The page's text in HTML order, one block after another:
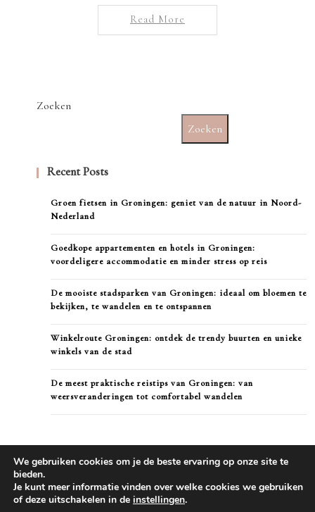
Read More
Zoeken
Zoeken
Recent Posts
Groen fietsen in Groningen: geniet van de natuur in Noord-
Nederland
Goedkope appartementen en hotels in Groningen:
voordeligere accommodatie en minder stress op reis
De mooiste stadsparken van Groningen: ideaal om bloemen te
bekijken, te wandelen en te ontspannen
Winkelroute Groningen: ontdek de trendy buurten en unieke
winkels van de stad
De meest praktische reistips van Groningen: van
weersveranderingen tot comfortabel wandelen
We gebruiken cookies om je de beste ervaring op onze site te
bieden.
Je kunt meer informatie vinden over welke cookies we gebruiken
of deze uitschakelen in de instellingen.